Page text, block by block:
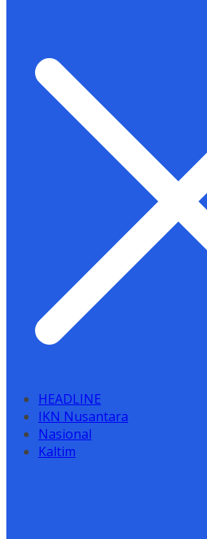
HEADLINE
IKN Nusantara
Nasional
Kaltim